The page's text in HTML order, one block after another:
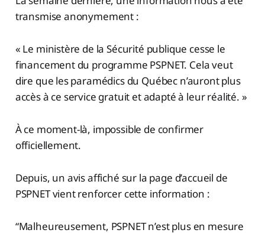
transmise anonymement :
« Le ministère de la Sécurité publique cesse le
financement du programme PSPNET. Cela veut
dire que les paramédics du Québec n’auront plus
accès à ce service gratuit et adapté à leur réalité. »
À ce moment-là, impossible de confirmer
officiellement.
Depuis, un avis affiché sur la page d’accueil de
PSPNET vient renforcer cette information :
“Malheureusement, PSPNET n’est plus en mesure